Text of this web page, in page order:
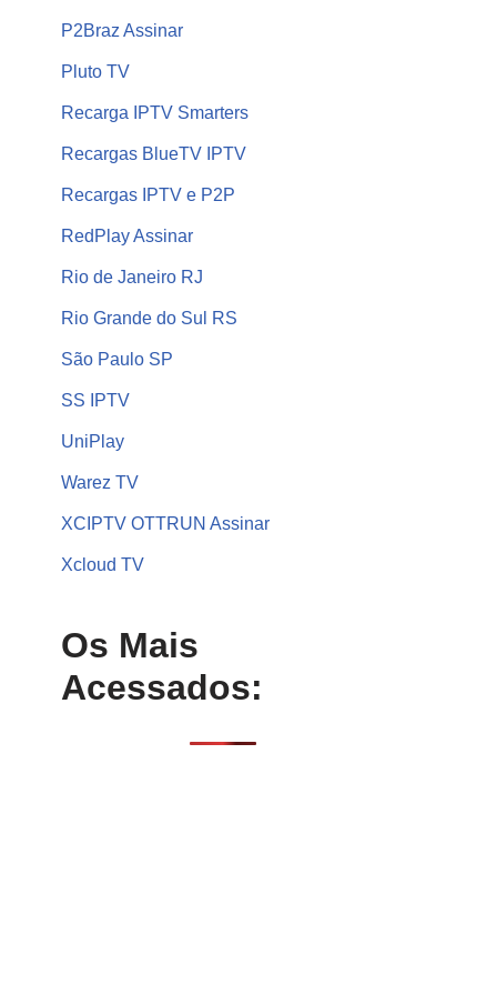
P2Braz Assinar
Pluto TV
Recarga IPTV Smarters
Recargas BlueTV IPTV
Recargas IPTV e P2P
RedPlay Assinar
Rio de Janeiro RJ
Rio Grande do Sul RS
São Paulo SP
SS IPTV
UniPlay
Warez TV
XCIPTV OTTRUN Assinar
Xcloud TV
Os Mais
Acessados: